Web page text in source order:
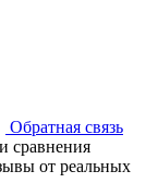
Обратная связь
сравнения
от реальных